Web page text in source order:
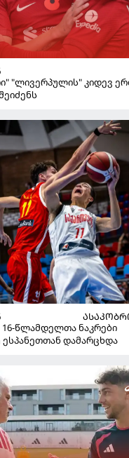
"ლივერპულის" კიდევ
წლამდელთა ნაკრები
ესპანეთთან დამარცხდა